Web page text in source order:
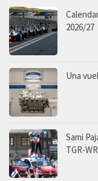
2026/27
Una
Sami
TGR-